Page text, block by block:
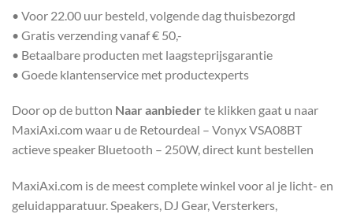
• Voor 22.00 uur besteld, volgende dag thuisbezorgd
• Gratis verzending vanaf € 50,-
• Betaalbare producten met laagsteprijsgarantie
• Goede klantenservice met productexperts
Door op de button Naar aanbieder te klikken gaat u naar
MaxiAxi.com waar u de Retourdeal – Vonyx VSA08BT
actieve speaker Bluetooth – 250W, direct kunt bestellen
MaxiAxi.com is de meest complete winkel voor al je licht- en
geluidapparatuur. Speakers, DJ Gear, Versterkers,